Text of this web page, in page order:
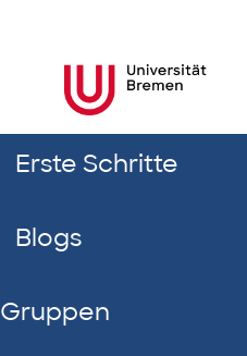
Erste Schritte
Blogs
Gruppen